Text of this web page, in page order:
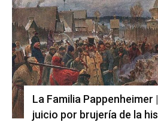
La Familia Pappenheimer
juicio por brujería de la